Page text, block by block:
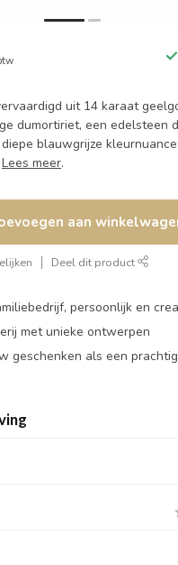
uit 14 karaat
dumortiriet, een edelsteen
blauwgrijze
Lees meer.
aan
Deel dit product
persoonlijk en
met unieke ontwerpen
geschenken als een